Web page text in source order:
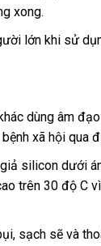
xong.
lớn khi sử
dùng âm
xã hội qua
silicon dưới
trên 30 độ C vì
nhập
, sạch gần
sẽ ở
và